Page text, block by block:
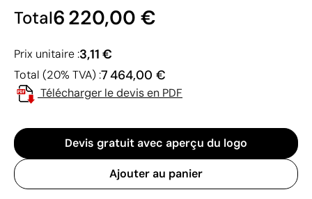
Total6 220,00 €
Prix unitaire :3,11 €
Total (20% TVA) :7 464,00 €
Télécharger le devis en PDF
Devis gratuit avec aperçu du logo
Ajouter au panier